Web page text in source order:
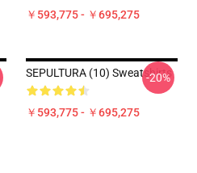
￥593,775 - ￥695,275
SEPULTURA (10) Sweatshirts
￥593,775 - ￥695,275
-20%